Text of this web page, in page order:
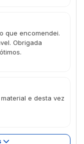
que encomendei.
Obrigada
e desta vez